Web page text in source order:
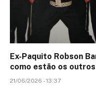
Ex-Paquito Robson
como estão os
21/06/2026 - 13:37